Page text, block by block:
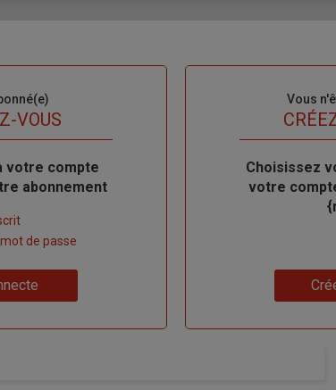
VOUS
votre compte
abonnement
de passe
Vous
TITRE
Body
Choisissez
votre